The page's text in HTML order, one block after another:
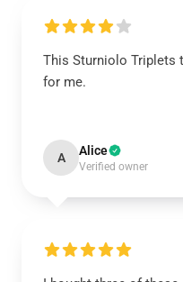
This Sturniolo Triplets
for me.
A Alice
Verified owner